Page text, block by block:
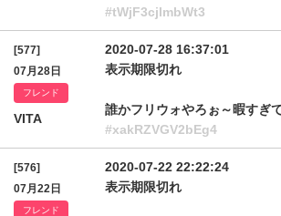
#tWjF3cjlmbWt3
[577]
07月28日
フレンド
VITA
2020-07-28 16:37:01
表示期限切れ
誰かフリウォやろぉ～暇すぎ
#xakRZVGV2bEg4
[576]
07月22日
フレンド
2020-07-22 22:22:24
表示期限切れ